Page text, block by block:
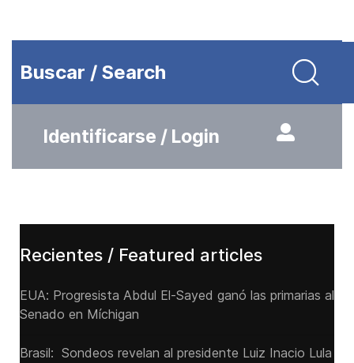
Buscar / Search
Identificarse / Login
Recientes / Featured articles
EUA: Progresista Abdul El-Sayed ganó las primarias al
Senado ‌en Míchigan
Brasil: Sondeos revelan al presidente Luiz Inacio Lula